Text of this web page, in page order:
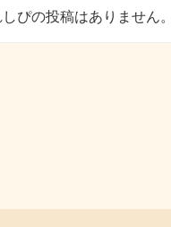
しぴの投稿はありません。